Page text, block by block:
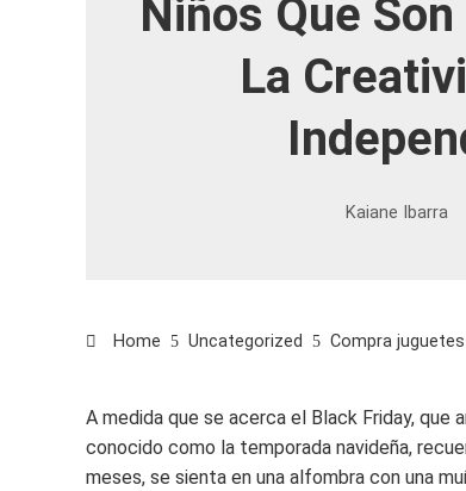
Niños Que
La
Kaiane Ibarra
Home Uncategorized Compra
A medida que se acerca el Black Friday,
conocido como la temporada navideña,
meses, se sienta en una alfombra con una